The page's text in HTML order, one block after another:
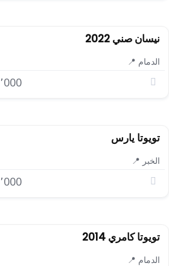
نيسان صني 2022
الدمام 📍
تويوتا يارس
الخبر 📍
تويوتا كامري 2014
الدمام 📍